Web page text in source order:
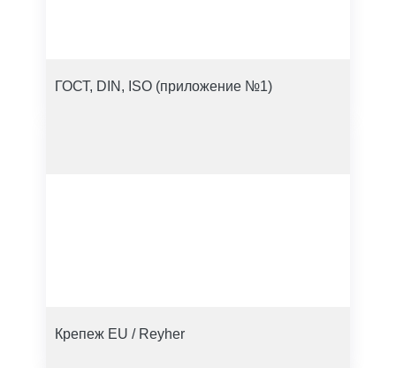
ГОСТ, DIN, ISO (приложение №1)
Крепеж EU / Reyher